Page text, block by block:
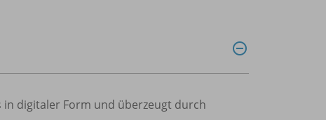
in digitaler Form und überzeugt durch